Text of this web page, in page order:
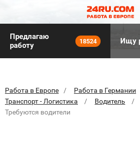
Предлагаю
работу
18524 Ищу
Работа в Европе
Работа в Германии
Транспорт - Логистика
Водитель
Требуются водители